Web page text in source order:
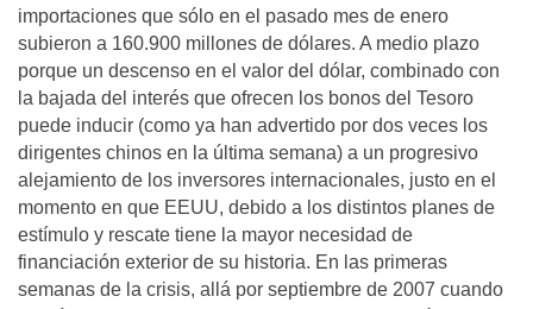
importaciones que sólo en el pasado mes de enero
subieron a 160.900 millones de dólares. A medio plazo
porque un descenso en el valor del dólar, combinado con
la bajada del interés que ofrecen los bonos del Tesoro
puede inducir (como ya han advertido por dos veces los
dirigentes chinos en la última semana) a un progresivo
alejamiento de los inversores internacionales, justo en el
momento en que EEUU, debido a los distintos planes de
estímulo y rescate tiene la mayor necesidad de
financiación exterior de su historia. En las primeras
semanas de la crisis, allá por septiembre de 2007 cuando